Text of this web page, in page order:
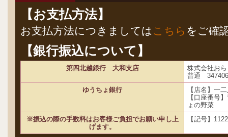
【お支払方法】
お支払方法につきましては こちら をご確
【銀行振込について】
第四北越銀行 大和支店
株式会社お
普通 347406
ゆうちょ銀行
【店名】一
【口座番
ょの野菜
※振込の際の手数料はお客様ご負担でお願い申し上
げます。
【記号】